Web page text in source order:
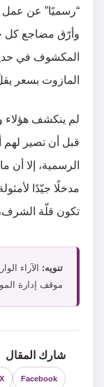
“رسميًا” عن عمل
وأرّق مضاجع كل
المكشوف في
المازوت بسعر
لم ينكشف هؤلاء
قبل أن تصير لهم
الرسمية، إلا أن
مدخلًا جيّدًا
تكون قلّة الشرف،
تنويه: الآراء
موقف إدارة
شارك المقال
Facebook
X